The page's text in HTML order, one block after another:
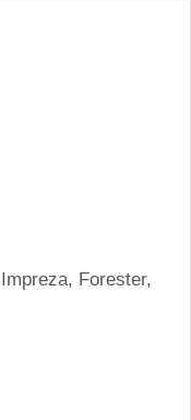
Forester,